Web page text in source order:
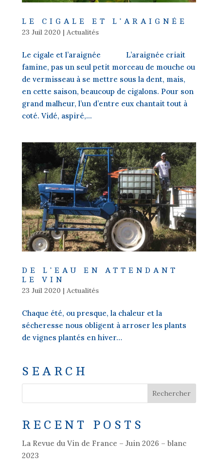
LE CIGALE ET L’ARAIGNÉE
23 Juil 2020 | Actualités
Le cigale et l’araignée L’araignée criait
famine, pas un seul petit morceau de mouche ou
de vermisseau à se mettre sous la dent, mais,
en cette saison, beaucoup de cigalons. Pour son
grand malheur, l’un d’entre eux chantait tout à
coté. Vidé, aspiré,...
DE L’EAU EN ATTENDANT
LE VIN
23 Juil 2020 | Actualités
Chaque été, ou presque, la chaleur et la
sécheresse nous obligent à arroser les plants
de vignes plantés en hiver…
SEARCH
RECENT POSTS
La Revue du Vin de France – Juin 2026 – blanc
2023